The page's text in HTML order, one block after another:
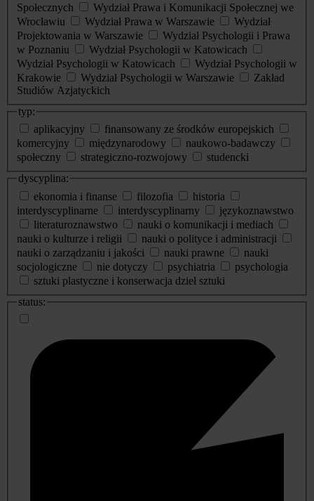
Społecznych
Wydział Prawa i Komunikacji Społecznej we
Wrocławiu
Wydział Prawa w Warszawie
Wydział
Projektowania w Warszawie
Wydział Psychologii i Prawa
w Poznaniu
Wydział Psychologii w Katowicach
Wydział Psychologii w Katowicach
Wydział Psychologii w
Krakowie
Wydział Psychologii w Warszawie
Zakład
Studiów Azjatyckich
typ:
aplikacyjny
finansowany ze środków europejskich
komercyjny
międzynarodowy
naukowo-badawczy
społeczny
strategiczno-rozwojowy
studencki
dyscyplina:
ekonomia i finanse
filozofia
historia
interdyscyplinarne
interdyscyplinarny
językoznawstwo
literaturoznawstwo
nauki o komunikacji i mediach
nauki o kulturze i religii
nauki o polityce i administracji
nauki o zarządzaniu i jakości
nauki prawne
nauki
socjologiczne
nie dotyczy psychiatria
psychologia
sztuki plastyczne i konserwacja dzieł sztuki
status: